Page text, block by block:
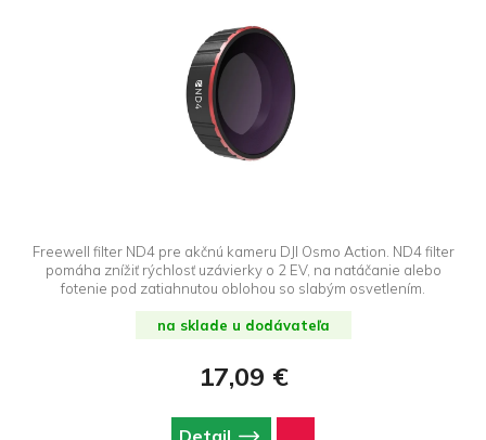
Freewell filter ND4 pre akčnú kameru DJI Osmo Action. ND4 filter
pomáha znížiť rýchlosť uzávierky o 2 EV, na natáčanie alebo
fotenie pod zatiahnutou oblohou so slabým osvetlením.
na sklade u dodávateľa
17,09 €
Detail